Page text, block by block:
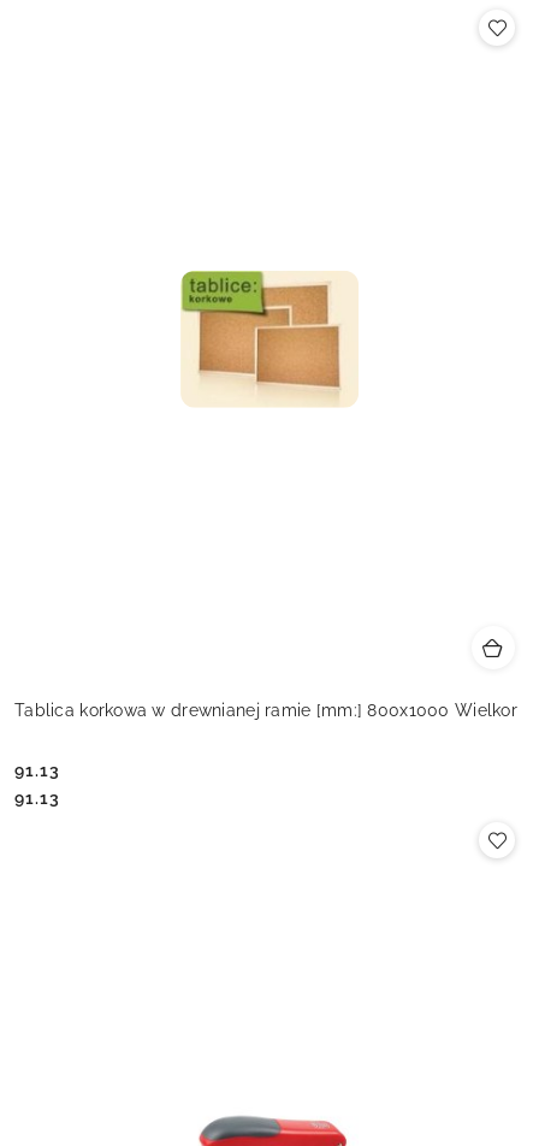
Tablica korkowa w drewnianej ramie [mm:] 800x1000 Wielkor
Cena:
91.13
Cena:
91.13